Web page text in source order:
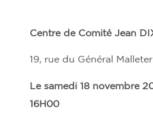
Centre de Comité Jean
19, rue du Général
Le samedi 18 novembre
16H00